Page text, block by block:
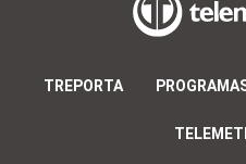
TREPORTA